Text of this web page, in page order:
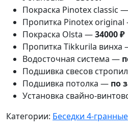
Покраска Pinotex classic —
Пропитка Pinotex
Покраска Olsta —34000 ₽
Пропитка Tikkurila винха
Водосточная система —
Подшивка свесов
Подшивка потолка — по
Установка свайно-
Категории: Беседки 4-гранные